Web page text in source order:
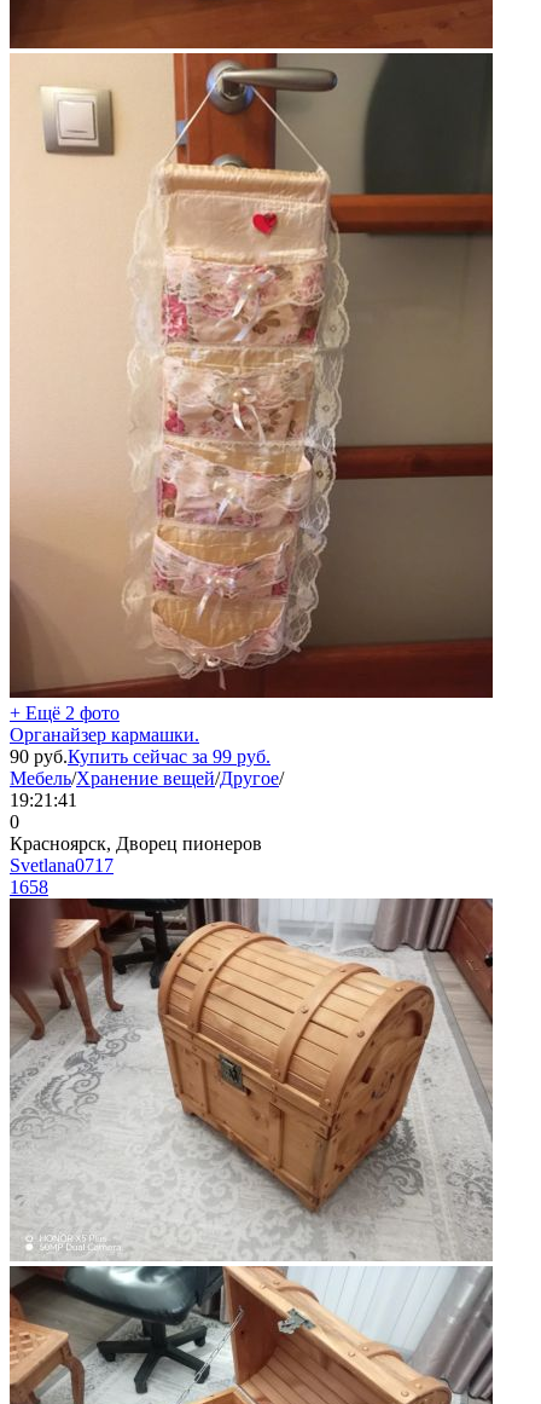
+ Ещё 2 фото
Органайзер кармашки.
90 руб.Купить сейчас за 99 руб.
Мебель/Хранение вещей/Другое/
19:21:41
0
Красноярск, Дворец пионеров
Svetlana0717
1658